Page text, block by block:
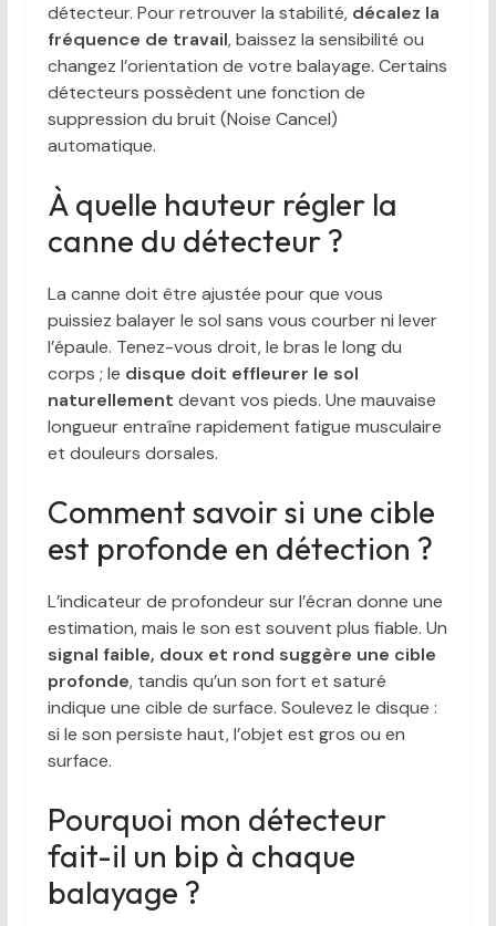
détecteur. Pour retrouver la stabilité, décalez la
fréquence de travail, baissez la sensibilité ou
changez l’orientation de votre balayage. Certains
détecteurs possèdent une fonction de
suppression du bruit (Noise Cancel)
automatique.
À quelle hauteur régler la
canne du détecteur ?
La canne doit être ajustée pour que vous
puissiez balayer le sol sans vous courber ni lever
l’épaule. Tenez-vous droit, le bras le long du
corps ; le disque doit effleurer le sol
naturellement devant vos pieds. Une mauvaise
longueur entraîne rapidement fatigue musculaire
et douleurs dorsales.
Comment savoir si une cible
est profonde en détection ?
L’indicateur de profondeur sur l’écran donne une
estimation, mais le son est souvent plus fiable. Un
signal faible, doux et rond suggère une cible
profonde, tandis qu’un son fort et saturé
indique une cible de surface. Soulevez le disque :
si le son persiste haut, l’objet est gros ou en
surface.
Pourquoi mon détecteur
fait-il un bip à chaque
balayage ?